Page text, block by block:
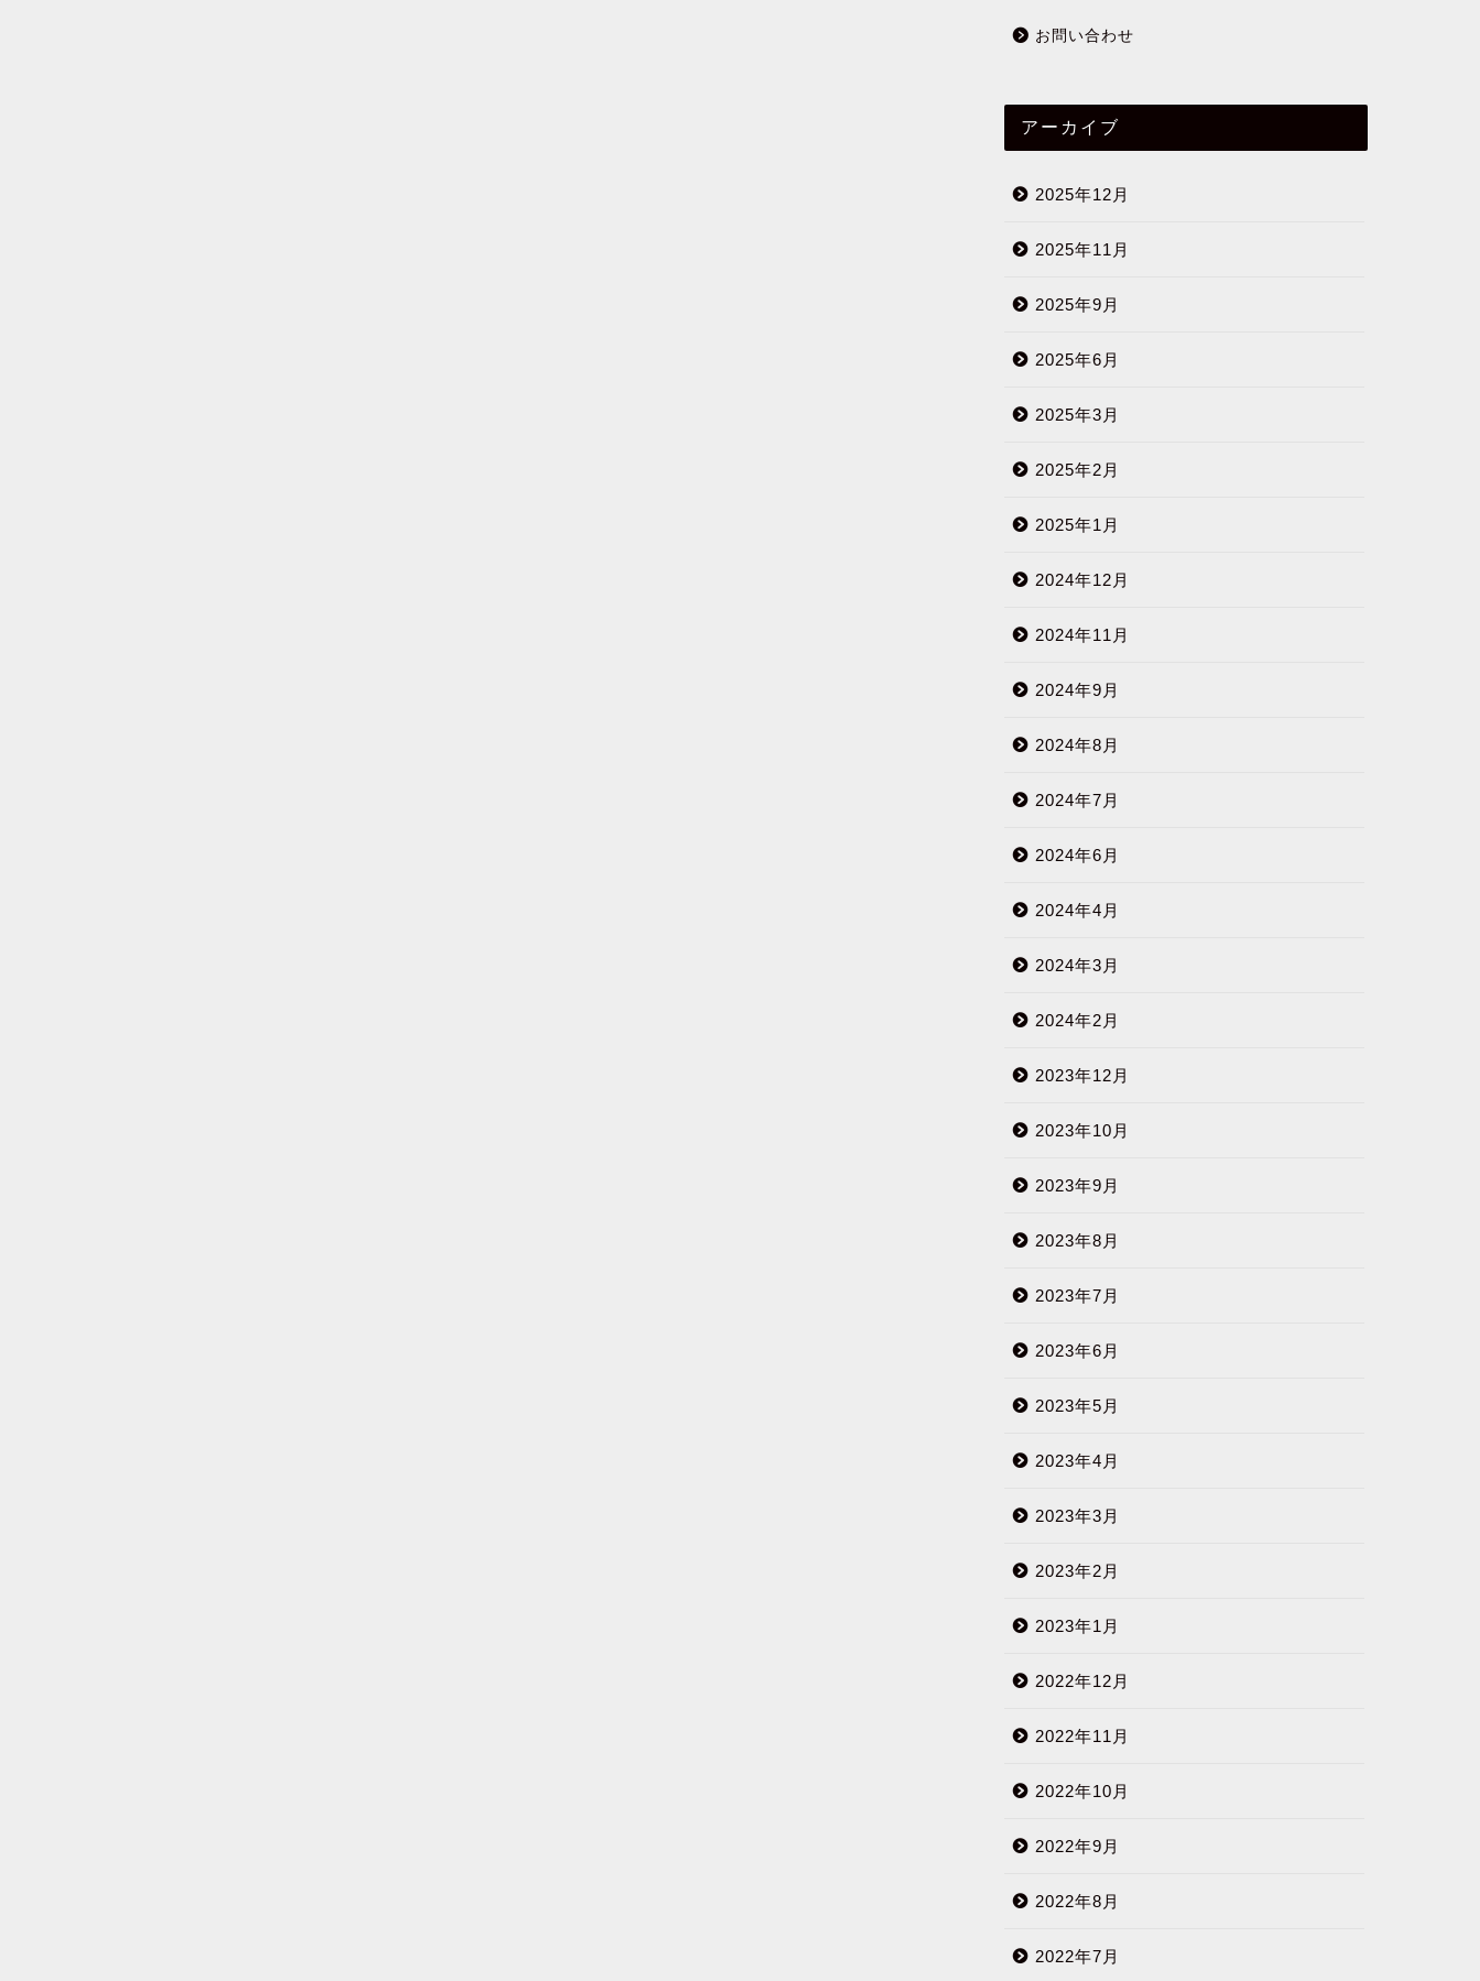
お問い合わせ
アーカイブ
2025年12月
2025年11月
2025年9月
2025年6月
2025年3月
2025年2月
2025年1月
2024年12月
2024年11月
2024年9月
2024年8月
2024年7月
2024年6月
2024年4月
2024年3月
2024年2月
2023年12月
2023年10月
2023年9月
2023年8月
2023年7月
2023年6月
2023年5月
2023年4月
2023年3月
2023年2月
2023年1月
2022年12月
2022年11月
2022年10月
2022年9月
2022年8月
2022年7月